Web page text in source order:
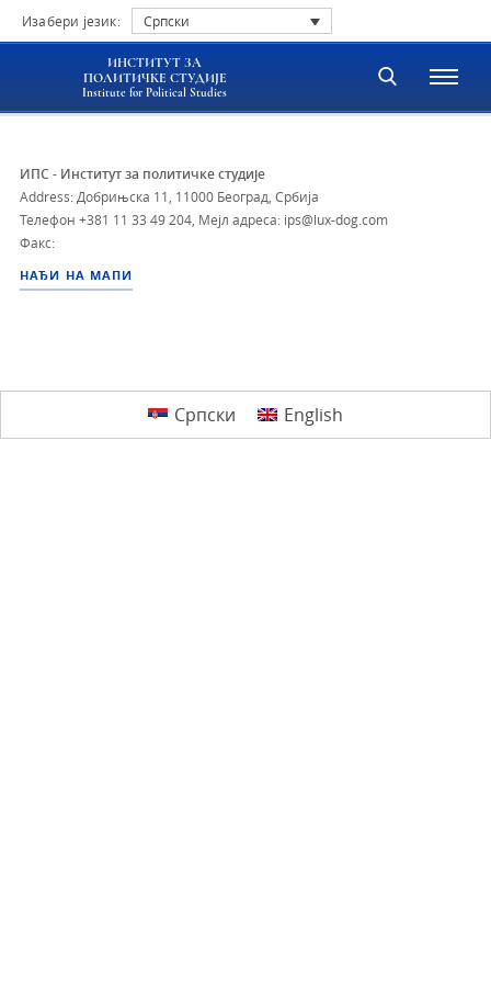
Изабери језик: Српски
ИНСТИТУТ ЗА
ПОЛИТИЧКЕ СТУДИЈЕ
Institute for Political Studies
ИПС - Институт за политичке студије
Address: Добрињска 11, 11000 Београд, Србија
Телефон +381 11 33 49 204 Мејл адреса: ips@lux-dog.com
Факс:
НАЂИ НА МАПИ
Српски English